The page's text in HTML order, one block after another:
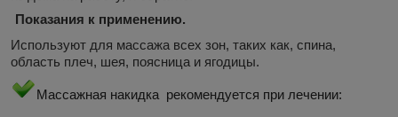
Показания к применению.
Используют для массажа всех зон, таких как, спина,
область плеч, шея, поясница и ягодицы.
Массажная накидка рекомендуется при лечении: